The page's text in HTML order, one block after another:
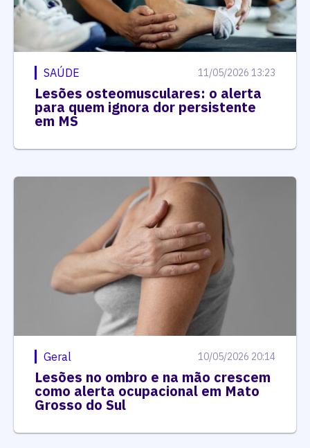
SAÚDE 11/05/2026 13:23
Lesões osteomusculares: o alerta
para quem ignora dor persistente
em MS
Geral 10/05/2026 20:14
Lesões no ombro e na mão crescem
como alerta ocupacional em Mato
Grosso do Sul